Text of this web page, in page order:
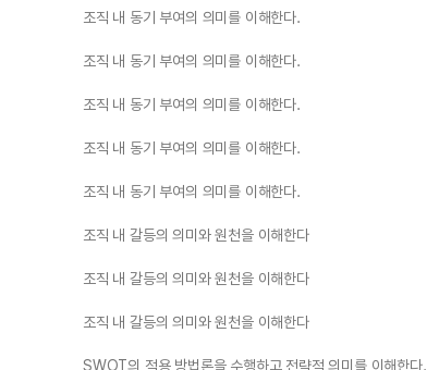
조직 내 동기 부여의 의미를 이해한다.
조직 내 동기 부여의 의미를 이해한다.
조직 내 동기 부여의 의미를 이해한다.
조직 내 동기 부여의 의미를 이해한다.
조직 내 동기 부여의 의미를 이해한다.
조직 내 갈등의 의미와 원천을 이해한다
조직 내 갈등의 의미와 원천을 이해한다
조직 내 갈등의 의미와 원천을 이해한다
SWOT의 적용 방법론을 수행하고 전략적 의미를 이해한다.